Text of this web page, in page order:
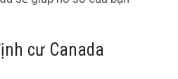
cư Canada